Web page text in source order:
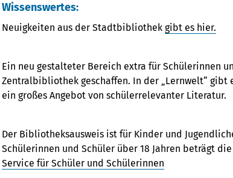
Wissenswertes:
Neuigkeiten aus der Stadtbibliothek gibt es hier.
Ein neu gestalteter Bereich extra für Schülerinnen
Zentralbibliothek geschaffen. In der „Lernwelt“ gibt
ein großes Angebot von schülerrelevanter Literatur.
Der Bibliotheksausweis ist für Kinder und
Schülerinnen und Schüler über 18 Jahren beträgt
Service für Schüler und Schülerinnen